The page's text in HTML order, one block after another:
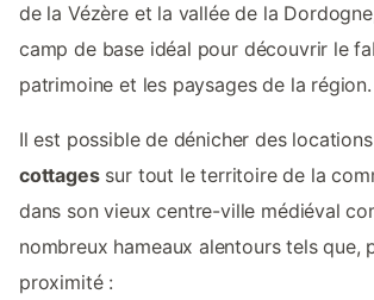
de la Vézère et la vallée de la
camp de base idéal pour découvrir le
patrimoine et les paysages de la région.
Il est possible de dénicher des
cottagessur tout le territoire de la
dans son vieux centre-ville médiéval
nombreux hameaux alentours tels que,
proximité :